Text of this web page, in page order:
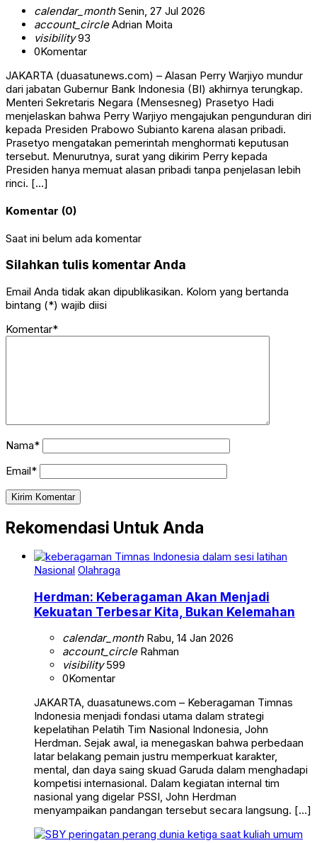
calendar_monthSenin, 27 Jul 2026
account_circleAdrian Moita
visibility93
0Komentar
JAKARTA (duasatunews.com) – Alasan Perry Warjiyo mundur
dari jabatan Gubernur Bank Indonesia (BI) akhirnya terungkap.
Menteri Sekretaris Negara (Mensesneg) Prasetyo Hadi
menjelaskan bahwa Perry Warjiyo mengajukan pengunduran diri
kepada Presiden Prabowo Subianto karena alasan pribadi.
Prasetyo mengatakan pemerintah menghormati keputusan
tersebut. Menurutnya, surat yang dikirim Perry kepada
Presiden hanya memuat alasan pribadi tanpa penjelasan lebih
rinci. […]
Komentar (0)
Saat ini belum ada komentar
Silahkan tulis komentar Anda
Email Anda tidak akan dipublikasikan. Kolom yang bertanda
bintang (*) wajib diisi
Komentar*
Nama*
Email*
Rekomendasi Untuk Anda
Nasional Olahraga
Herdman: Keberagaman Akan Menjadi
Kekuatan Terbesar Kita, Bukan Kelemahan
calendar_monthRabu, 14 Jan 2026
account_circleRahman
visibility599
0Komentar
JAKARTA, duasatunews.com – Keberagaman Timnas
Indonesia menjadi fondasi utama dalam strategi
kepelatihan Pelatih Tim Nasional Indonesia, John
Herdman. Sejak awal, ia menegaskan bahwa perbedaan
latar belakang pemain justru memperkuat karakter,
mental, dan daya saing skuad Garuda dalam menghadapi
kompetisi internasional. Dalam kegiatan internal tim
nasional yang digelar PSSI, John Herdman
menyampaikan pandangan tersebut secara langsung. […]